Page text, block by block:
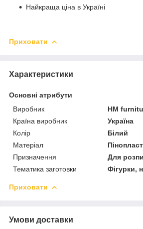
Найкраща ціна в Україні
Приховати
Характеристики
Основні атрибути
Виробник
HM
Країна виробник
Україна
Колір
Білий
Матеріал
Пінопласт
Призначення
Для
Тематика заготовки
Фігурки,
Приховати
Умови доставки